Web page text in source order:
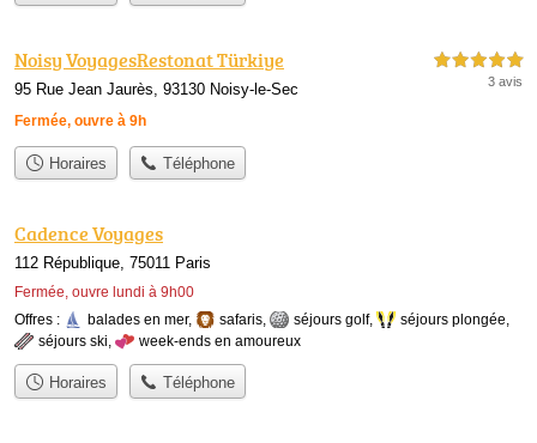
Noisy VoyagesRestonat Türkiye
95 Rue Jean Jaurès, 93130 Noisy-le-Sec
Fermée, ouvre à 9h
5,0 étoiles sur 5
3 avis
Horaires Téléphone
Cadence Voyages
112 République, 75011 Paris
Fermée, ouvre lundi à 9h00
Offres :
balades en mer, safaris, séjours golf, séjours plongée,
séjours ski, week-ends en amoureux
Horaires Téléphone